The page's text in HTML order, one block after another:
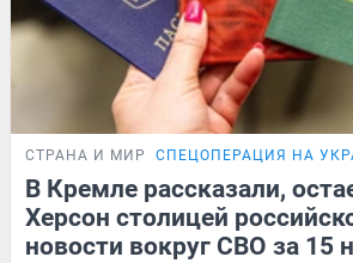
СТРАНА И МИР СПЕЦОПЕРАЦИЯ НА
В Кремле рассказали,
Херсон столицей
новости вокруг СВО за 15